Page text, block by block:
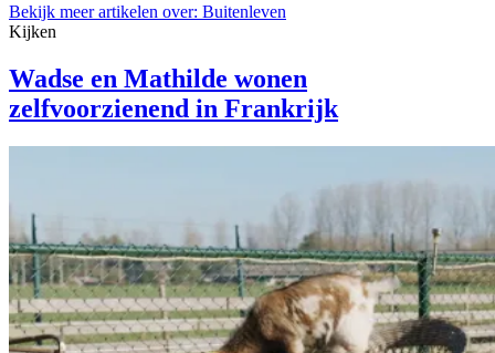
Bekijk meer artikelen over: Buitenleven
Kijken
Wadse en Mathilde wonen
zelfvoorzienend in Frankrijk